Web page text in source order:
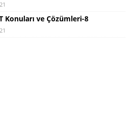
Konuları ve Çözümleri-8